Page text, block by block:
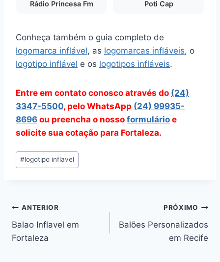
Rádio Princesa Fm
Poti Cap
Conheça também o guia completo de
logomarca inflável, as logomarcas infláveis, o
logotipo inflável e os logotipos infláveis.
Entre em contato conosco através do (24)
3347-5500, pelo WhatsApp (24) 99935-
8696 ou preencha o nosso formulário e
solicite sua cotação para Fortaleza.
Tags
do
#logotipo inflavel
Navegação
de
ANTERIOR
Balao Inflavel em
Fortaleza
PRÓXIMO
Balões Personalizados
em Recife